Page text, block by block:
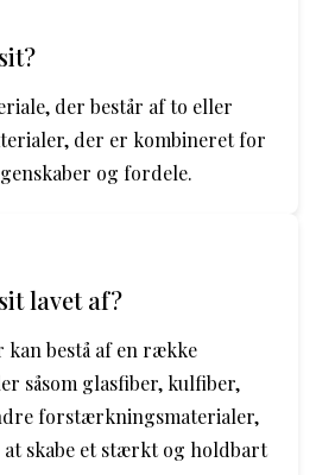
der består af to eller
der er kombineret for
og fordele.
lavet af?
bestå af en række
såsom glasfiber, kulfiber,
forstærkningsmaterialer,
skabe et stærkt og holdbart